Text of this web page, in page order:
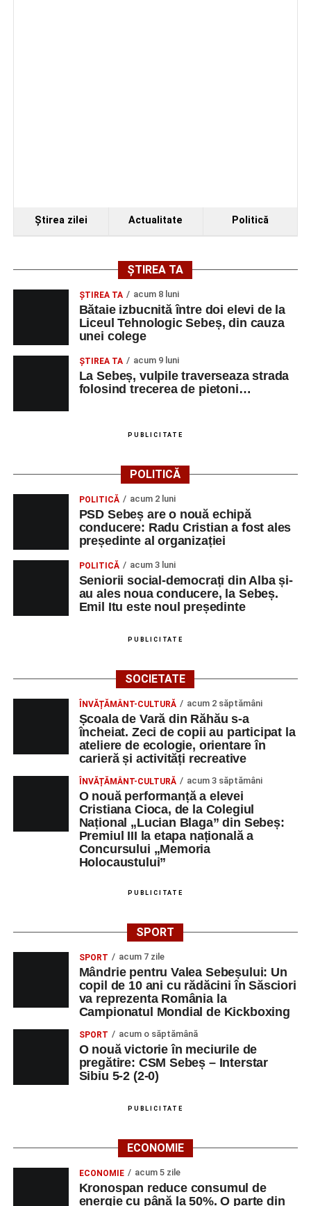
Ştirea zilei Actualitate Politică
ȘTIREA TA
ŞTIREA TA acum 8 luni
Bătaie izbucnită între doi elevi de la
Liceul Tehnologic Sebeș, din cauza
unei colege
ŞTIREA TA acum 9 luni
La Sebeș, vulpile traverseaza strada
folosind trecerea de pietoni…
PUBLICITATE
POLITICĂ
POLITICĂ acum 2 luni
PSD Sebeș are o nouă echipă
conducere: Radu Cristian a fost ales
președinte al organizației
POLITICĂ acum 3 luni
Seniorii social-democrați din Alba și-
au ales noua conducere, la Sebeș.
Emil Itu este noul președinte
PUBLICITATE
SOCIETATE
ÎNVĂȚĂMÂNT-CULTURĂ acum 2 săptămâni
Școala de Vară din Răhău s-a
încheiat. Zeci de copii au participat la
ateliere de ecologie, orientare în
carieră și activități recreative
ÎNVĂȚĂMÂNT-CULTURĂ acum 3 săptămâni
O nouă performanță a elevei
Cristiana Cioca, de la Colegiul
Național „Lucian Blaga” din Sebeș:
Premiul III la etapa națională a
Concursului „Memoria
Holocaustului”
PUBLICITATE
SPORT
SPORT acum 7 zile
Mândrie pentru Valea Sebeșului: Un
copil de 10 ani cu rădăcini în Săsciori
va reprezenta România la
Campionatul Mondial de Kickboxing
SPORT acum o săptămână
O nouă victorie în meciurile de
pregătire: CSM Sebeș – Interstar
Sibiu 5-2 (2-0)
PUBLICITATE
ECONOMIE
ECONOMIE acum 5 zile
Kronospan reduce consumul de
energie cu până la 50%. O parte din